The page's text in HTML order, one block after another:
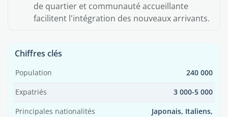
de quartier et communauté accueillante
facilitent l'intégration des nouveaux arrivants.
Chiffres clés
Population 240 000
Expatriés 3 000-5 000
Principales nationalités
Japonais, Italiens,